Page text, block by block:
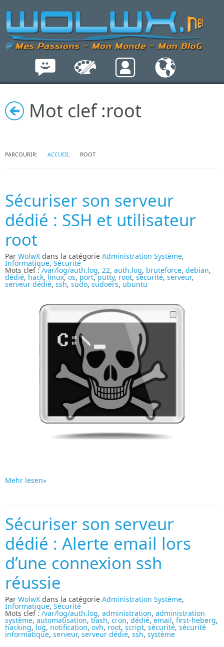
Mot clef :root
PARCOURIR: ACCUEIL ROOT
Sécuriser son serveur
dédié : SSH et utilisateur
root
Par WolwX dans la catégorie Administration Système,
Informatique, Sécurité
Mots clef :/var/log/auth.log, 22, auth.log, bruteforce, debian,
dédié, hack, linux,os, port,putty, root, sécurité, serveur,
serveur dédié, ssh, sudo, sudoers, ubuntu
Mehr lesen»
Sécuriser son serveur
dédié : Alerte email lors
d’une connexion ssh
réussie
Par WolwX dans la catégorie Administration Système,
Informatique, Sécurité
Mots clef :/var/log/auth.log, administration, administration
système, automatisation, bash, cron, dédié,email, first-heberg,
hacking, log, notification, ovh, root, script, sécurité, sécurité
informatique, serveur, serveur dédié, ssh, système